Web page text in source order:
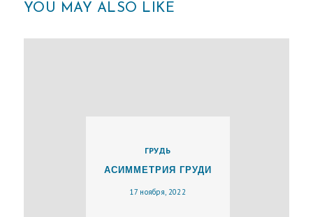
YOU MAY ALSO LIKE
ГРУДЬ
АСИММЕТРИЯ ГРУДИ
17 ноября, 2022